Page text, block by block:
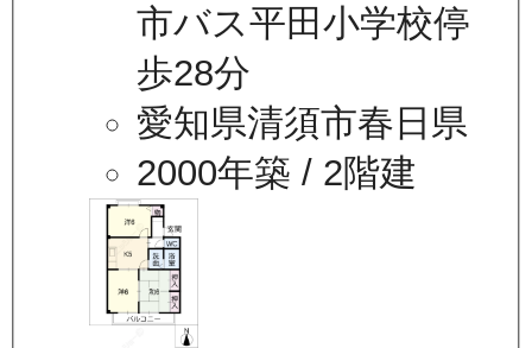
市バス平田小学校停
歩28分
愛知県清須市春日県
2000年築 / 2階建